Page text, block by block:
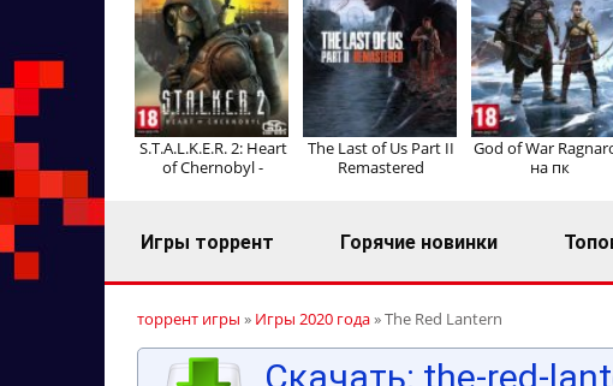
S.T.A.L.K.E.R. 2: Heart
of Chernobyl -
The Last of Us Part II
Remastered
God of War
на пк
Игры торрент Горячие новинки
торрент игры » Игры 2020 года» The Red Lantern
Скачать: the-red-